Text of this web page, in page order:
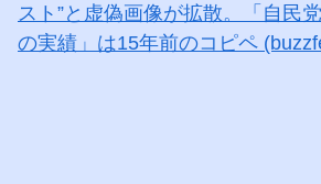
スト”と虚偽画像が拡散。「自民
の実績」は15年前のコピペ